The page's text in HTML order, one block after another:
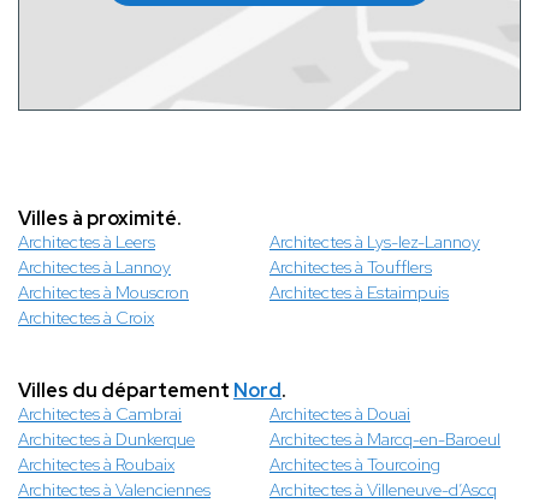
Villes à proximité.
Architectes à Leers
Architectes à Lys-lez-Lannoy
Architectes à Lannoy
Architectes à Toufflers
Architectes à Mouscron
Architectes à Estaimpuis
Architectes à Croix
Villes du département Nord.
Architectes à Cambrai
Architectes à Douai
Architectes à Dunkerque
Architectes à Marcq-en-Baroeul
Architectes à Roubaix
Architectes à Tourcoing
Architectes à Valenciennes
Architectes à Villeneuve-d’Ascq